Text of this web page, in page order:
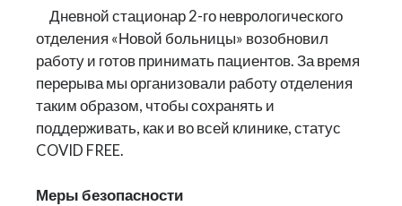
Дневной стационар 2-го неврологического
отделения «Новой больницы» возобновил
работу и готов принимать пациентов. За время
перерыва мы организовали работу отделения
таким образом, чтобы сохранять и
поддерживать, как и во всей клинике, статус
COVID FREE.
Меры безопасности